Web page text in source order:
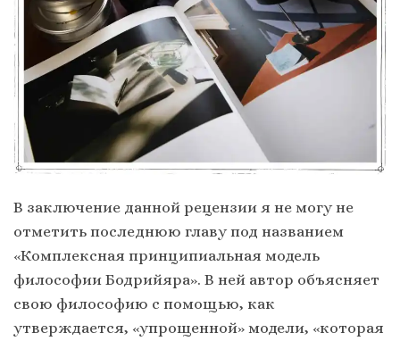
В заключение данной рецензии я не могу не
отметить последнюю главу под названием
«Комплексная принципиальная модель
философии Бодрийяра». В ней автор объясняет
свою философию с помощью, как
утверждается, «упрощенной» модели, «которая